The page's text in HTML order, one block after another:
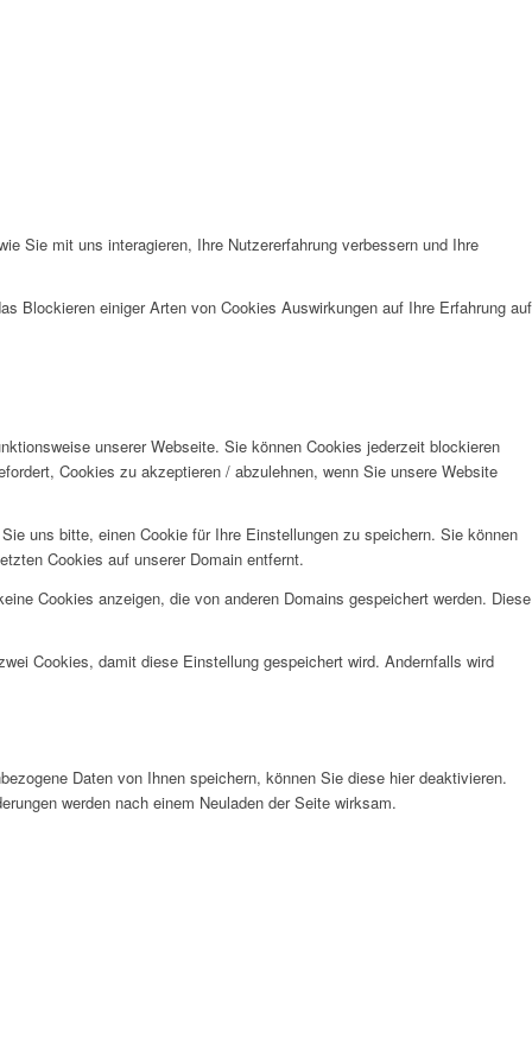
Sie mit uns interagieren, Ihre Nutzererfahrung verbessern und Ihre
Blockieren einiger Arten von Cookies Auswirkungen auf Ihre Erfahrung auf
unserer Webseite. Sie können Cookies jederzeit blockieren
Cookies zu akzeptieren / abzulehnen, wenn Sie unsere Website
uns bitte, einen Cookie für Ihre Einstellungen zu speichern. Sie können
Cookies auf unserer Domain entfernt.
Cookies anzeigen, die von anderen Domains gespeichert werden. Diese
Cookies, damit diese Einstellung gespeichert wird. Andernfalls wird
Daten von Ihnen speichern, können Sie diese hier deaktivieren.
werden nach einem Neuladen der Seite wirksam.